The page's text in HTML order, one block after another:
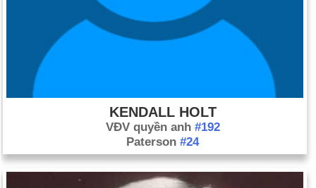
KENDALL HOLT
VĐV quyền anh #192
Paterson #24